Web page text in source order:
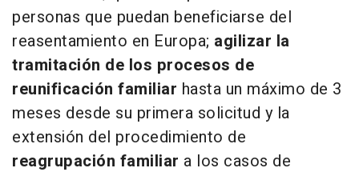
personas que puedan beneficiarse del
reasentamiento en Europa; agilizar la
tramitación de los procesos de
reunificación familiar hasta un máximo de 3
meses desde su primera solicitud y la
extensión del procedimiento de
reagrupación familiar a los casos de